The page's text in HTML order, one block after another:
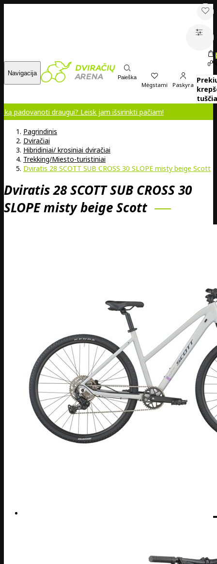
Navigacija
Paieška
Mėgstami Paskyra
000
draugui? Leisk jam išsirinkti pačiam!
Pagrindinis
Dviračiai
Hibridiniai/ krosiniai dviračiai
Trekking/Miesto-turistiniai
Dviratis 28 SCOTT SUB CROSS 30 SLOPE misty beige Scott
Dviratis 28 SCOTT SUB CROSS 30
SLOPE misty beige Scott